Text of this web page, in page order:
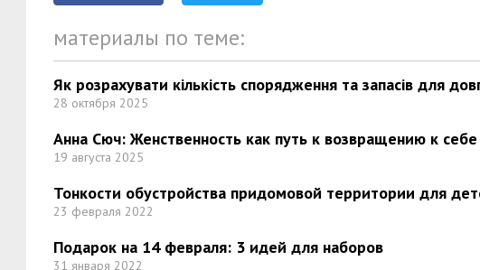
материалы по теме:
Як розрахувати кількість спорядження та запасів для
28 октября 2025
Анна Сюч: Женственность как путь к возвращению к себе
19 августа 2025
Тонкости обустройства придомовой территории для
23 февраля 2022
Подарок на 14 февраля: 3 идей для наборов
31 января 2022